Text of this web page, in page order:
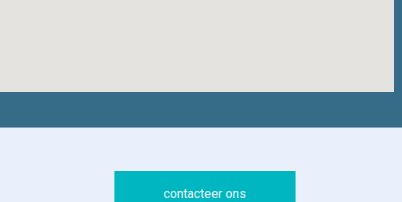
contacteer ons